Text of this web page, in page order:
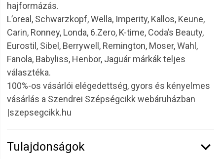
hajformázás.
L’oreal, Schwarzkopf, Wella, Imperity, Kallos, Keune,
Carin, Ronney, Londa, 6.Zero, K-time, Coda’s Beauty,
Eurostil, Sibel, Berrywell, Remington, Moser, Wahl,
Fanola, Babyliss, Henbor, Jaguár márkák teljes
választéka.
100%-os vásárlói elégedettség, gyors és kényelmes
vásárlás a Szendrei Szépségcikk webáruházban
|szepsegcikk.hu
Tulajdonságok